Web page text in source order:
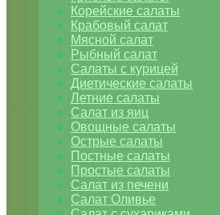
Корейские салаты
Крабовый салат
Мясной салат
Рыбный салат
Салаты с курицей
Диетические салаты
Летние салаты
Салат из яиц
Овощные салаты
Острые салаты
Постные салаты
Простые салаты
Салат из печени
Салат Оливье